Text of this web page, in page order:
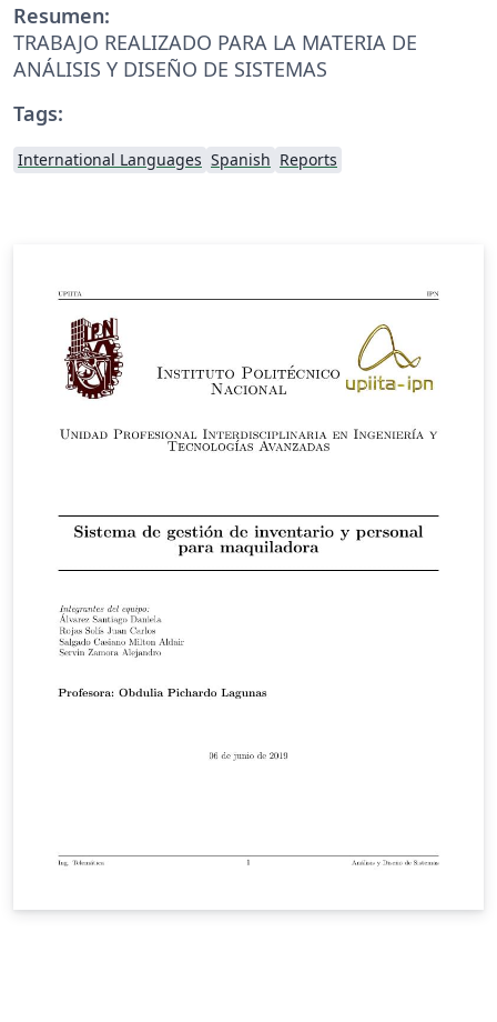
Resumen:
TRABAJO REALIZADO PARA LA MATERIA DE
ANÁLISIS Y DISEÑO DE SISTEMAS
Tags:
International Languages Spanish Reports